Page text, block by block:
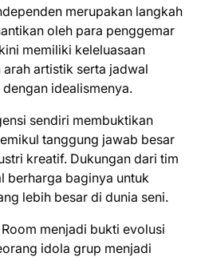
merupakan langkah
oleh para penggemar
memiliki keleluasaan
artistik serta jadwal
idealismenya.
sendiri membuktikan
tanggung jawab besar
kreatif. Dukungan dari tim
berharga baginya untuk
lebih besar di dunia seni.
menjadi bukti evolusi
idola grup menjadi